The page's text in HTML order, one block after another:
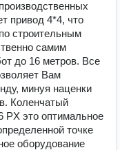
привод 4*4, что
строительным
самим
до 16 метров. Все
Вам
минуя наценки
Коленчатый
PX это оптимальное
точке
оборудование